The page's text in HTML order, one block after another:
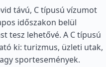
távú, C típusú vízumot
időszakon belül
tesz lehetővé. A C típusú
ki: turizmus, üzleti utak,
sportesemények.